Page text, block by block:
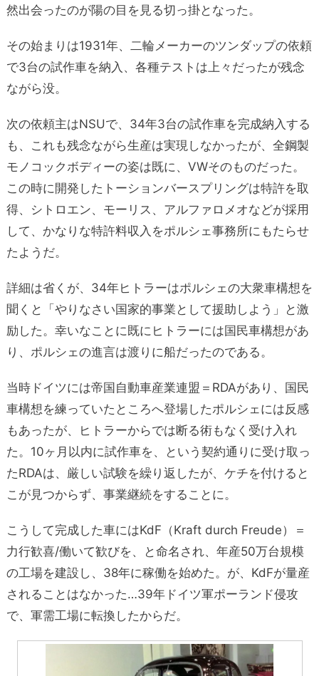
然出会ったのが陽の目を見る切っ掛となった。
その始まりは1931年、二輪メーカーのツンダップの依頼
で3台の試作車を納入、各種テストは上々だったが残念
ながら没。
次の依頼主はNSUで、34年3台の試作車を完成納入する
も、これも残念ながら生産は実現しなかったが、全鋼製
モノコックボディーの姿は既に、VWそのものだった。
この時に開発したトーションバースプリングは特許を取
得、シトロエン、モーリス、アルファロメオなどが採用
して、かなりな特許料収入をポルシェ事務所にもたらせ
たようだ。
詳細は省くが、34年ヒトラーはポルシェの大衆車構想を
聞くと「やりなさい国家的事業として援助しよう」と激
励した。幸いなことに既にヒトラーには国民車構想があ
り、ポルシェの進言は渡りに船だったのである。
当時ドイツには帝国自動車産業連盟＝RDAがあり、国民
車構想を練っていたところへ登場したポルシェには反感
もあったが、ヒトラーからでは断る術もなく受け入れ
た。10ヶ月以内に試作車を、という契約通りに受け取っ
たRDAは、厳しい試験を繰り返したが、ケチを付けると
こが見つからず、事業継続をすることに。
こうして完成した車にはKdF（Kraft durch Freude）＝
力行歓喜/働いて歓びを、と命名され、年産50万台規模
の工場を建設し、38年に稼働を始めた。が、KdFが量産
されることはなかった…39年ドイツ軍ポーランド侵攻
で、軍需工場に転換したからだ。